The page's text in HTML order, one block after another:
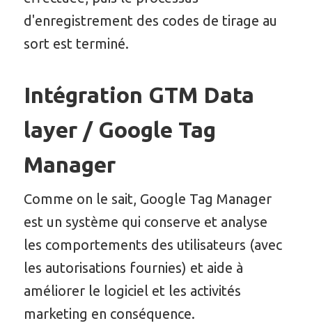
d'enregistrement des codes de tirage au
sort est terminé.
Intégration GTM Data
layer / Google Tag
Manager
Comme on le sait, Google Tag Manager
est un système qui conserve et analyse
les comportements des utilisateurs (avec
les autorisations fournies) et aide à
améliorer le logiciel et les activités
marketing en conséquence.